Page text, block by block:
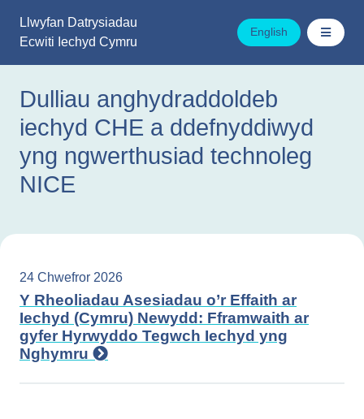
cynnwys
Llwyfan Datrysiadau
Ecwiti Iechyd Cymru
English
Dulliau anghydraddoldeb
iechyd CHE a ddefnyddiwyd
yng ngwerthusiad technoleg
NICE
24 Chwefror 2026
Y Rheoliadau Asesiadau o’r Effaith ar
Iechyd (Cymru) Newydd: Fframwaith ar
gyfer Hyrwyddo Tegwch Iechyd yng
Nghymru